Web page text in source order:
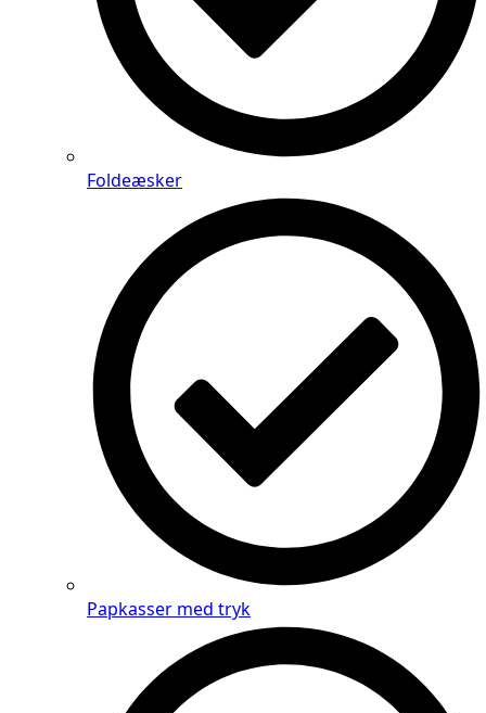
Foldeæsker
Papkasser med tryk